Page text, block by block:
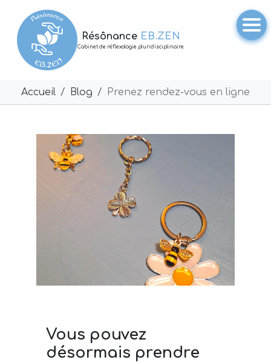
Résônance EB.ZEN
Cabinet de réflexologie pluridisciplinaire
Accueil Blog Prenez rendez-vous en ligne
Vous pouvez
désormais prendre